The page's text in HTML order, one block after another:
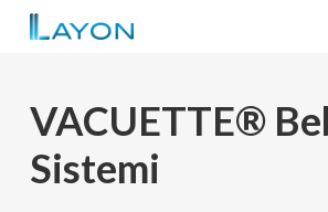
Skip
VACUETTE®
Sistemi